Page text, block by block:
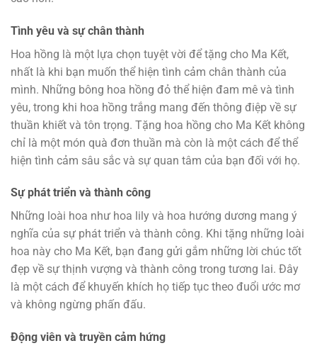
Tình yêu và sự chân thành
Hoa hồng là một lựa chọn tuyệt vời để tặng cho Ma Kết,
nhất là khi bạn muốn thể hiện tình cảm chân thành của
mình. Những bông hoa hồng đỏ thể hiện đam mê và tình
yêu, trong khi hoa hồng trắng mang đến thông điệp về sự
thuần khiết và tôn trọng. Tặng hoa hồng cho Ma Kết không
chỉ là một món quà đơn thuần mà còn là một cách để thể
hiện tình cảm sâu sắc và sự quan tâm của bạn đối với họ.
Sự phát triển và thành công
Những loài hoa như hoa lily và hoa hướng dương mang ý
nghĩa của sự phát triển và thành công. Khi tặng những loài
hoa này cho Ma Kết, bạn đang gửi gắm những lời chúc tốt
đẹp về sự thịnh vượng và thành công trong tương lai. Đây
là một cách để khuyến khích họ tiếp tục theo đuổi ước mơ
và không ngừng phấn đấu.
Động viên và truyền cảm hứng